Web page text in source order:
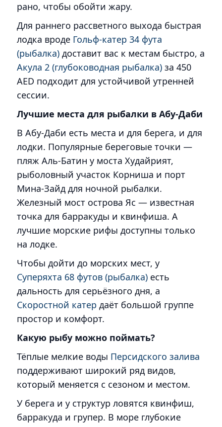
рано, чтобы обойти жару.
Для раннего рассветного выхода быстрая
лодка вроде Гольф-катер 34 фута
(рыбалка) доставит вас к местам быстро, а
Акула 2 (глубоководная рыбалка) за 450
AED подходит для устойчивой утренней
сессии.
Лучшие места для рыбалки в Абу-Даби
В Абу-Даби есть места и для берега, и для
лодки. Популярные береговые точки —
пляж Аль-Батин у моста Худайрият,
рыболовный участок Корниша и порт
Мина-Зайд для ночной рыбалки.
Железный мост острова Яс — известная
точка для барракуды и квинфиша. А
лучшие морские рифы доступны только
на лодке.
Чтобы дойти до морских мест, у
Суперяхта 68 футов (рыбалка) есть
дальность для серьёзного дня, а
Скоростной катер даёт большой группе
простор и комфорт.
Какую рыбу можно поймать?
Тёплые мелкие воды Персидского залива
поддерживают широкий ряд видов,
который меняется с сезоном и местом.
У берега и у структур ловятся квинфиш,
барракуда и групер. В море глубокие